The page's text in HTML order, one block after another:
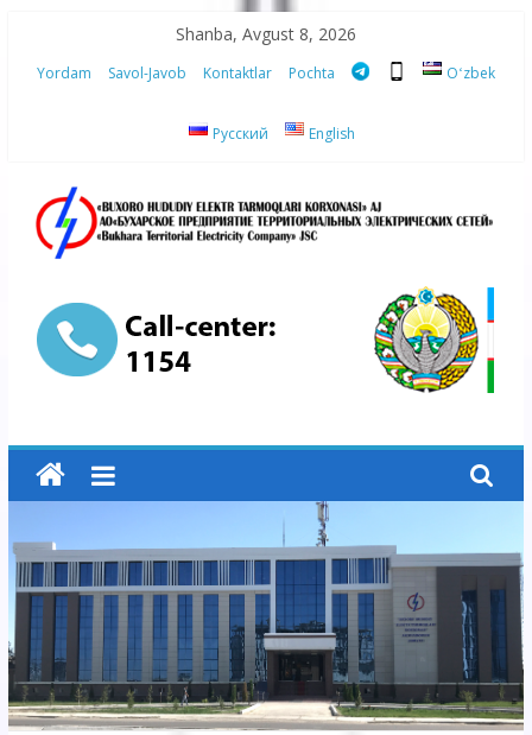
content
Shanba, Avgust 8, 2026
Yordam Savol-Javob Kontaktlar Pochta Oʻzbek
Русский English
“Buxoro
hududiy
elektr
tarmoqlari
korxonasi”
AJ
“Buxoro
hududiy